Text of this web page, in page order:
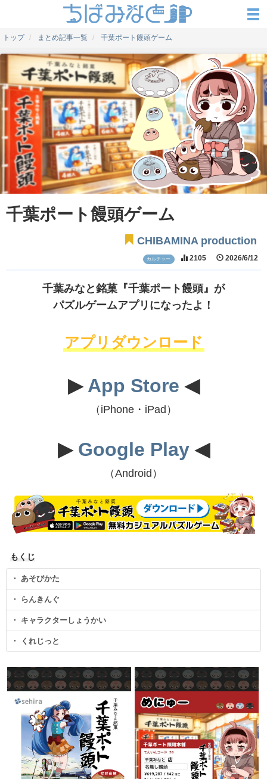
トップ まとめ記事一覧 千葉ポート饅頭ゲーム
千葉ポート饅頭ゲーム
CHIBAMINA production
カルチャー 2105 2026/6/12
千葉みなと銘菓『千葉ポート饅頭』が
パズルゲームアプリになったよ！
アプリダウンロード
▶App Store ◀
（iPhone・iPad）
▶ Google Play◀
（Android）
もくじ
・ あそびかた
・ らんきんぐ
・ キャラクターしょうかい
・ くれじっと